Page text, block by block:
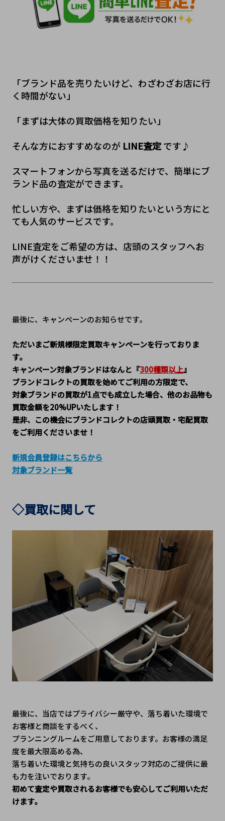
「ブランド品を売りたいけど、わざわざお店に行
く時間がない」
「まずは大体の買取価格を知りたい」
そんな方におすすめなのが LINE査定 です♪
スマートフォンから写真を送るだけで、簡単にブ
ランド品の査定ができます。
忙しい方や、まずは価格を知りたいという方にと
ても人気のサービスです。
LINE査定をご希望の方は、店頭のスタッフへお
声がけくださいませ！！
最後に、キャンペーンのお知らせです。
ただいまご新規様限定買取キャンペーンを行っておりま
す。
キャンペーン対象ブランドはなんと『300種類以上』
ブランドコレクトの買取を始めてご利用の方限定で、
対象ブランドの買取が1点でも成立した場合、他のお品物も
買取金額を20%UPいたします！
是非、この機会にブランドコレクトの店頭買取・宅配買取
をご利用くださいませ！
新規会員登録はこちらから
対象ブランド一覧
◇買取に関して
最後に、当店ではプライバシー厳守や、落ち着いた環境で
お客様と商談をするべく、
プランニングルームをご用意しております。お客様の満足
度を最大限高める為、
落ち着いた環境と気持ちの良いスタッフ対応のご提供に最
も力を注いでおります。
初めて査定や買取されるお客様でも安心してご利用いただ
けます。